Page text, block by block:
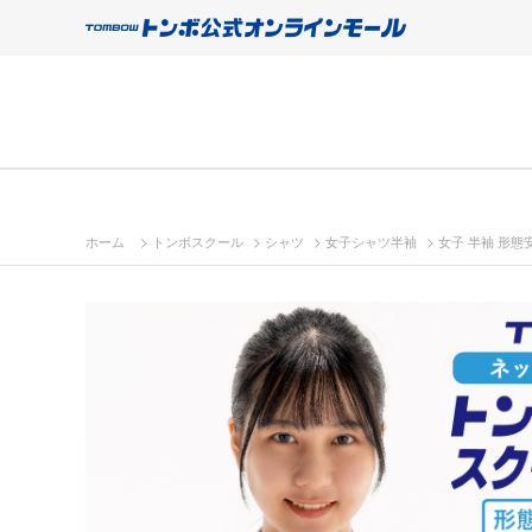
ホーム > トンボスクール > シャツ > 女子シャツ半袖 > 女子 半袖 形態